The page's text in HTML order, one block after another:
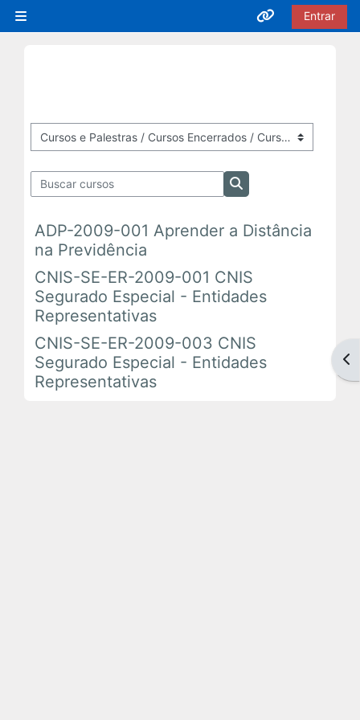
Painel lateralAcesso rápido
Inscrições Abertas
Em Andamento
Próximas Ofertas
Encerrados
Cursos Presenciais
Em Andamento
Entrar
Categorias de Cursos
Buscar cursos
Buscar cursos
ADP-2009-001 Aprender a Distância
na Previdência
CNIS-SE-ER-2009-001 CNIS
Segurado Especial - Entidades
Representativas
CNIS-SE-ER-2009-003 CNIS
Segurado Especial - Entidades
Representativas